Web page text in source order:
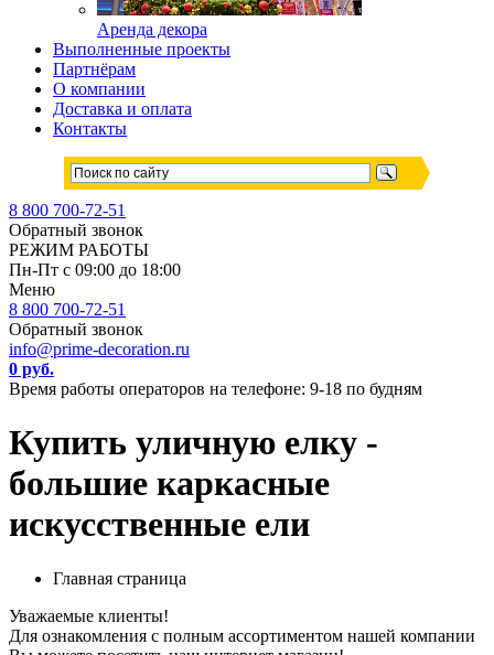
Аренда декора
Выполненные проекты
Партнёрам
О компании
Доставка и оплата
Контакты
8 800 700-72-51
Обратный звонок
РЕЖИМ РАБОТЫ
Пн-Пт с 09:00 до 18:00
Меню
8 800 700-72-51
Обратный звонок
info@prime-decoration.ru
0 руб.
Время работы операторов на телефоне: 9-18 по будням
Купить уличную елку -
большие каркасные
искусственные ели
Главная страница
Уважаемые клиенты!
Для ознакомления с полным ассортиментом нашей компании